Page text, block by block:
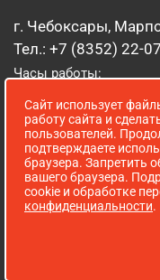
г. Чебоксары,
Тел.: +7 (8352) 22-
Часы работы:
Суббота,
г. Йошкар-Ола, ул.
Тел.: (8362) 41-07-
Часы работы:
Понедельник –
Сайт использует
работу сайта и
пользователей.
подтверждаете
браузера. Запретить
вашего браузера.
cookie и обработке
конфиденциальности.